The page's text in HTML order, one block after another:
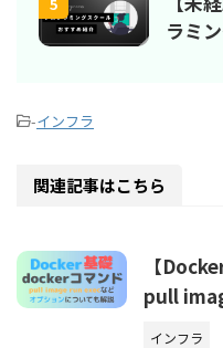
ラミ
-インフラ
関連記事はこちら
【
pull
インフラ